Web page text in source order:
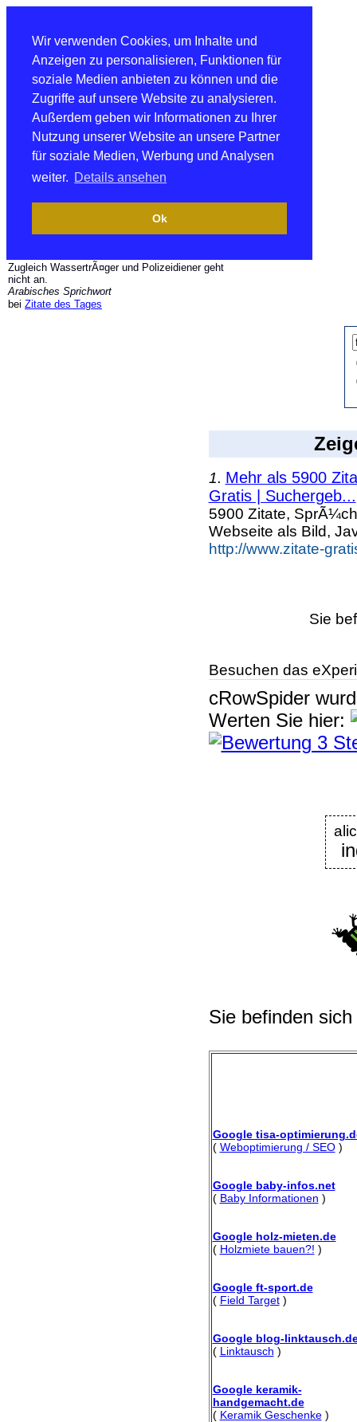
Wir verwenden Cookies, um Inhalte und
Anzeigen zu personalisieren, Funktionen für
soziale Medien anbieten zu können und die
Zugriffe auf unsere Website zu analysieren.
Außerdem geben wir Informationen zu Ihrer
Nutzung unserer Website an unsere Partner
für soziale Medien, Werbung und Analysen
weiter. Details ansehen
Ok
Zugleich WassertrÃ¤ger und Polizeidiener geht
nicht an.
Arabisches Sprichwort
bei Zitate des Tages
1. Mehr als 5900
Gratis | Suchergeb...
5900 Zitate,
Webseite als Bild,
http://www.zitate-
Sie
Besuchen das
cRowSpider
Werten Sie hier:
Sie befinden
Google tisa-
( Weboptimierung / SEO)
Google baby-infos.net
( Baby Informationen )
Google holz-mieten.de
( Holzmiete bauen?! )
Google ft-sport.de
( Field Target)
Google blog-
( Linktausch )
Google keramik-
handgemacht.de
( Keramik Geschenke)